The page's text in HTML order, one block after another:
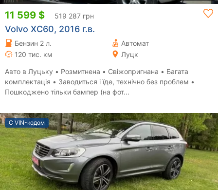
11 599 $ 519 287 грн
Volvo XC60, 2016 г.в.
Бензин 2 л.
Автомат
120 тис. км
Луцк
Авто в Луцьку • Розмитнена • Свіжопригнана • Багата
комплектація • Заводиться і їде, технічно без проблем •
Пошкоджено тільки бампер (на фот...
С VIN-кодом